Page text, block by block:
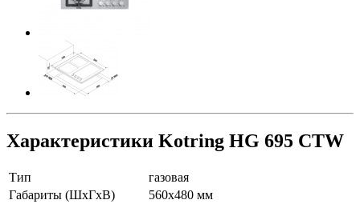
Характеристики Kotring HG 695 CTW
Тип
газовая
Габариты (ШхГхВ)
560х480 мм